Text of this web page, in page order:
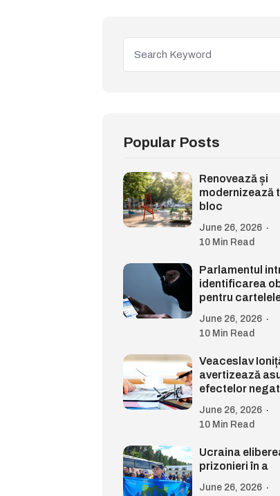
Popular Posts
Renovează și
modernizează
bloc
June 26, 2026
10 Min Read
Parlamentul
identificarea
pentru
June 26, 2026
10 Min Read
Veaceslav
avertizează
efectelor
June 26, 2026
10 Min Read
Ucraina
prizonieri în a
June 26, 2026